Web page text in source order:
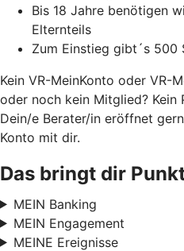
Bis 18 Jahre benötigen
Elternteils
Zum Einstieg gibt´s 500
Kein VR-MeinKonto oder VR-
oder noch kein Mitglied? Kein
Dein/e Berater/in eröffnet
Konto mit dir.
Das bringt dir
MEIN Banking
MEIN Engagement
MEINE Ereignisse